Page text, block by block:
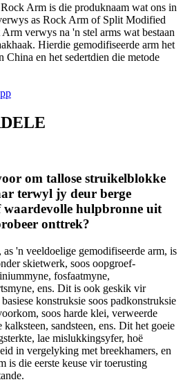
Arm is die produknaam wat ons in
as Rock Arm of Split Modified
verwys na 'n stel arms wat bestaan
Hierdie gemodifiseerde arm het
China en het sedertdien die metode
om tallose struikelblokke
terwyl jy deur berge
waardevolle hulpbronne uit
onttrek?
'n veeldoelige gemodifiseerde arm, is
skietwerk, soos oopgroef-
fosfaatmyne,
ens. Dit is ook geskik vir
konstruksie soos padkonstruksie
soos harde klei, verweerde
kalksteen, sandsteen, ens. Dit het goeie
lae mislukkingsyfer, hoë
in vergelyking met breekhamers, en
is die eerste keuse vir toerusting